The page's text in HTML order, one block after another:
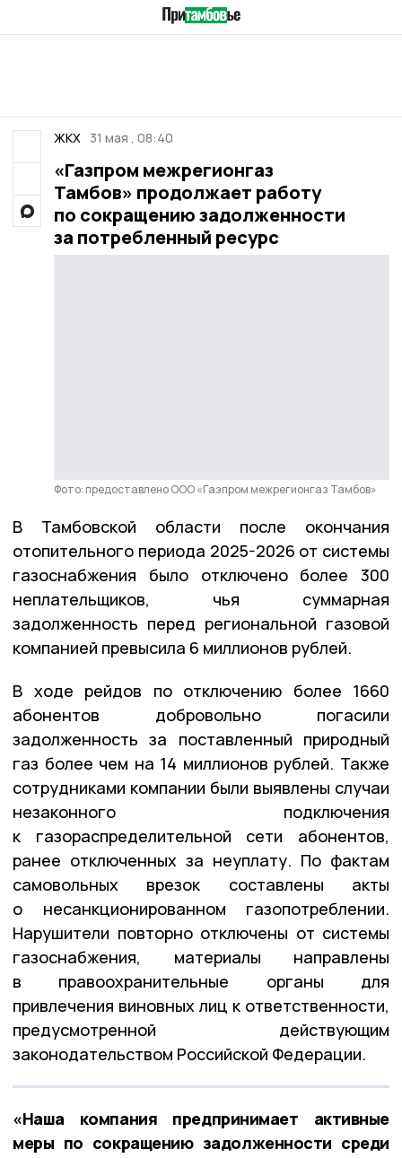
ЖКХ 31 мая , 08:40
«Газпром межрегионгаз
Тамбов» продолжает работу
по сокращению задолженности
за потребленный ресурс
Фото: предоставлено ООО «Газпром межрегионгаз Тамбов»
В Тамбовской области после окончания
отопительного периода 2025-2026 от системы
газоснабжения было отключено более 300
неплательщиков, чья суммарная
задолженность перед региональной газовой
компанией превысила 6 миллионов рублей.
В ходе рейдов по отключению более 1660
абонентов добровольно погасили
задолженность за поставленный природный
газ более чем на 14 миллионов рублей. Также
сотрудниками компании были выявлены случаи
незаконного подключения
к газораспределительной сети абонентов,
ранее отключенных за неуплату. По фактам
самовольных врезок составлены акты
о несанкционированном газопотреблении.
Нарушители повторно отключены от системы
газоснабжения, материалы направлены
в правоохранительные органы для
привлечения виновных лиц к ответственности,
предусмотренной действующим
законодательством Российской Федерации.
«Наша компания предпринимает активные
меры по сокращению задолженности среди